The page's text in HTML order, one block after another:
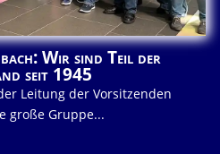
Wir sind Teil der
seit 1945
Leitung der Vorsitzenden
große Gruppe...